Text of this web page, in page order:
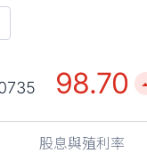
98.70
股息與殖利率